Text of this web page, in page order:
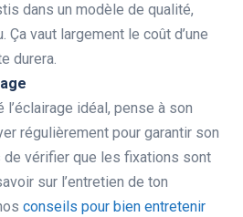
dans un modèle de qualité,
Ça vaut largement le coût d’une
durera.
idéal, pense à son
régulièrement pour garantir son
de vérifier que les fixations sont
sur l’entretien de ton
conseils pour bien entretenir